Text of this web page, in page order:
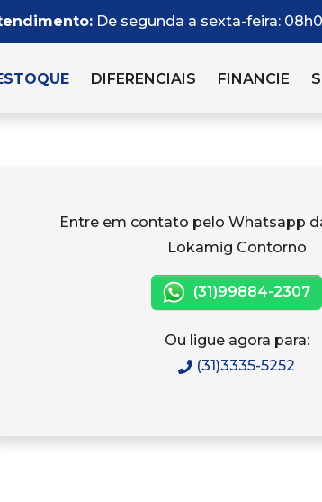
De segunda a sexta-feira:
DIFERENCIAIS FINANCIE
Entre em contato pelo Whatsapp
Lokamig Contorno
(31)99884-2307
Ou ligue agora para:
(31)3335-5252